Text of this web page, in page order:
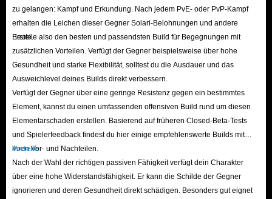
freizuschalten.
Um diese Gegenstände zu verkaufen, besucht man am häufigsten einen
Handelsposten. In jedem größeren Gebiet von Dune: Awakening gibt es
einen Handelsposten, an dem Händler gerne deine Ausrüstung und Solari
annehmen.
Beachten Sie jedoch, dass sich das Wirtschaftssystem im Spiel dynamisch
an Angebot und Nachfrage anpasst. Das bedeutet, dass man nicht einfach
eine große Menge eines bestimmten Gegenstands produzieren und damit
möchten, müssen Sie die lokalen Marktbedingungen berücksichtigen, bevor
Sie die Waren verkaufen.
zu gelangen: Kampf und Erkundung. Nach jedem PvE- oder PvP-Kampf
erhalten die Leichen dieser Gegner Solari-Belohnungen und andere
Beute.
Erstelle also den besten und passendsten Build für Begegnungen mit
zusätzlichen Vorteilen. Verfügt der Gegner beispielsweise über hohe
Gesundheit und starke Flexibilität, solltest du die Ausdauer und das
Ausweichlevel deines Builds direkt verbessern.
Verfügt der Gegner über eine geringe Resistenz gegen ein bestimmtes
Element, kannst du einen umfassenden offensiven Build rund um diesen
Elementarschaden erstellen. Basierend auf früheren Closed-Beta-Tests
und Spielerfeedback findest du hier einige empfehlenswerte Builds mit
ihren Vor- und Nachteilen.
Vorteile
Nach der Wahl der richtigen passiven Fähigkeit verfügt dein Charakter
über eine hohe Widerstandsfähigkeit. Er kann die Schilde der Gegner
ignorieren und deren Gesundheit direkt schädigen. Besonders gut eignet